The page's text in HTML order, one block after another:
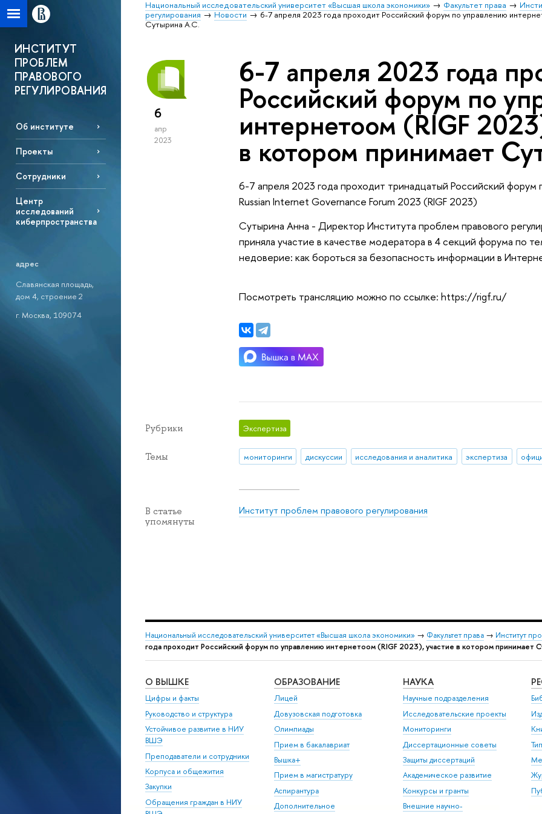
Национальный исследовательский университет «Высшая школа экономики» Факультет права
регулирования
Новости
6-7 апреля 2023 года проходит Российский форум по управлению
Сутырина А.С.
ИНСТИТУТ
ПРОБЛЕМ
ПРАВОВОГО
РЕГУЛИРОВАНИЯ
Об институте
Проекты
Сотрудники
Центр
исследований
киберпространства
адрес
Славянская площадь,
дом 4, строение 2
г. Москва, 109074
6
апр
2023
6-7 апреля 2023 года
Российский форум по
интернетоом (RIGF
в котором принимает
6-7 апреля 2023 года проходит тринадцатый Российский форум
Russian Internet Governance Forum 2023 (RIGF 2023)
Сутырина Анна - Директор Института проблем правового
приняла участие в качестве модератора в 4 секций форума по
недоверие: как бороться за безопасность информации в
Посмотреть трансляцию можно по ссылке: https://rigf.ru/
Рубрики Экспертиза
Темы мониторинги дискуссии исследования и аналитика экспертиза
В статье
упомянуты
Институт проблем правового регулирования
Национальный исследовательский университет «Высшая школа экономики» → Факультет права → Институт
года проходит Российский форум по управлению интернетоом (RIGF 2023), участие в котором принимает
О ВЫШКЕ
Цифры и факты
Руководство и структура
Устойчивое развитие в НИУ
ВШЭ
Преподаватели и сотрудники
Корпуса и общежития
Закупки
Обращения граждан в НИУ
ОБРАЗОВАНИЕ
Лицей
Довузовская подготовка
Олимпиады
Прием в бакалавриат
Вышка+
Прием в магистратуру
Аспирантура
Дополнительное
НАУКА
Научные подразделения
Исследовательские проекты
Мониторинги
Диссертационные советы
Защиты диссертаций
Академическое развитие
Конкурсы и гранты
Внешние научно-